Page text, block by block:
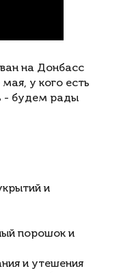
на Донбасс
у кого есть
- будем рады
и
порошок и
и утешения